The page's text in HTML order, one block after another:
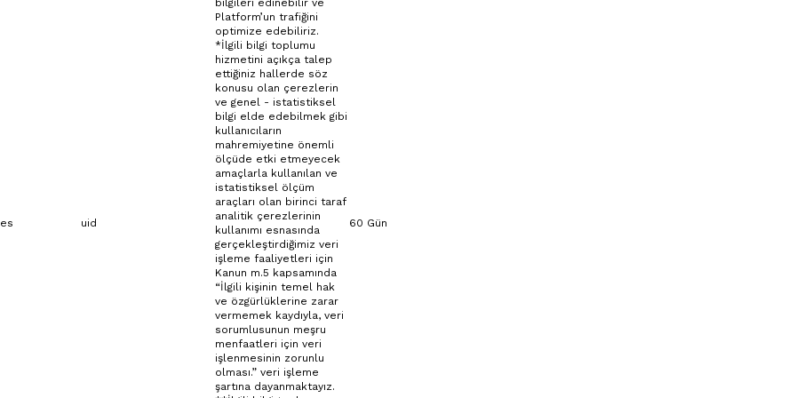
uid
bilgileri edinebilir ve
Platform’un trafiğini
optimize edebiliriz.
*İlgili bilgi toplumu
hizmetini açıkça talep
ettiğiniz hallerde söz
konusu olan çerezlerin
ve genel - istatistiksel
bilgi elde edebilmek gibi
kullanıcıların
mahremiyetine önemli
ölçüde etki etmeyecek
amaçlarla kullanılan ve
istatistiksel ölçüm
araçları olan birinci taraf
analitik çerezlerinin
kullanımı esnasında
gerçekleştirdiğimiz veri
işleme faaliyetleri için
Kanun m.5 kapsamında
“İlgili kişinin temel hak
ve özgürlüklerine zarar
vermemek kaydıyla, veri
sorumlusunun meşru
menfaatleri için veri
işlenmesinin zorunlu
olması.” veri işleme
şartına dayanmaktayız.
60 Gün